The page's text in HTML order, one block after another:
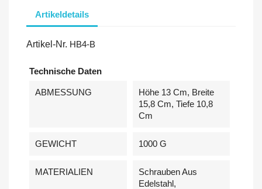
Artikeldetails
Artikel-Nr. HB4-B
Technische Daten
ABMESSUNG
Höhe 13 Cm, Breite
15,8 Cm, Tiefe 10,8
Cm
GEWICHT 1000 G
MATERIALIEN
Schrauben Aus
Edelstahl,